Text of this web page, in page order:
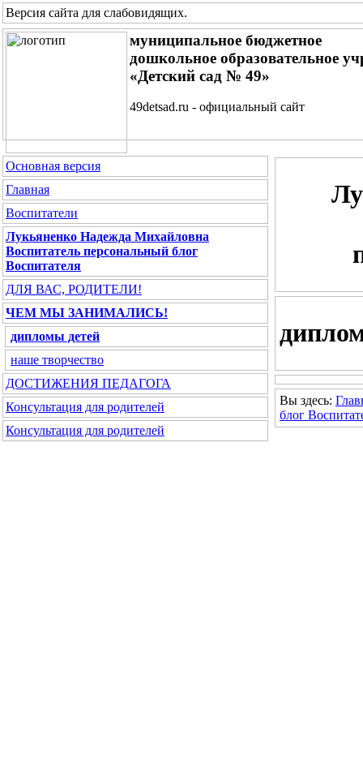
Версия сайта для слабовидящих.
муниципальное бюджетное
дошкольное образовательное
«Детский сад № 49»
49detsad.ru - официальный сайт
Основная версия
Главная
Воспитатели
Лукьяненко Надежда Михайловна
Воспитатель персональный блог
Воспитателя
ДЛЯ ВАС, РОДИТЕЛИ!
ЧЕМ МЫ ЗАНИМАЛИСЬ!
дипломы детей
наше творчество
ДОСТИЖЕНИЯ ПЕДАГОГА
Консультация для родителей
Консультация для родителей
Вы здесь:
блог